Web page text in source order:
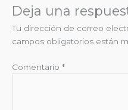
Deja una
Tu dirección de correo
campos obligatorios están
Comentario *